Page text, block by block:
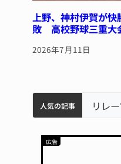
上野、神村伊賀が
敗 高校野球三重大
2026年7月11日
人気の記事
中学校の陶壁モニュメント 地元建設会社がボランティアで清掃 伊賀名張市立病院のDMAT、熊本地震の被災地へ 能登以来3回目の派遣
【インターハイ⑨】ソフトテニス ミス減らし上位狙う 近大高専